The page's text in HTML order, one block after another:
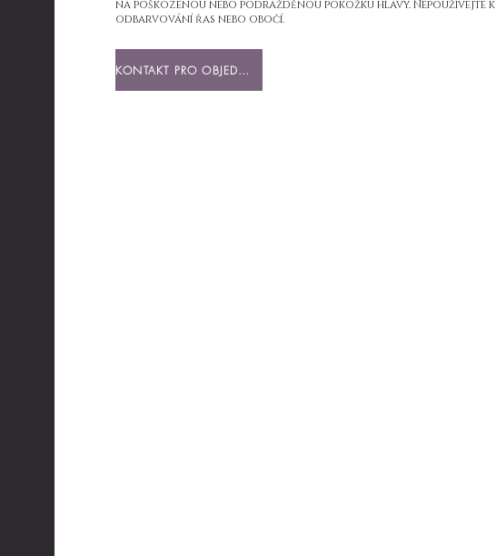
na poškozenou nebo podrážděnou pokožku hlavy. Nepoužívejte k
odbarvování řas nebo obočí.
KONTAKT PRO OBJEDNÁVKU